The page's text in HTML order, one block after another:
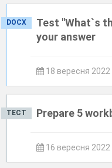
DOCX
Test "What`s
your answer
18 вересня 2022
ТЕСТ Prepare 5
16 вересня 2022